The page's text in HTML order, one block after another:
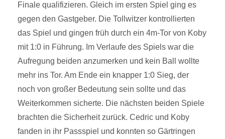
Finale qualifizieren. Gleich im ersten Spiel ging es
gegen den Gastgeber. Die Tollwitzer kontrollierten
das Spiel und gingen früh durch ein 4m-Tor von Koby
mit 1:0 in Führung. Im Verlaufe des Spiels war die
Aufregung beiden anzumerken und kein Ball wollte
mehr ins Tor. Am Ende ein knapper 1:0 Sieg, der
noch von großer Bedeutung sein sollte und das
Weiterkommen sicherte. Die nächsten beiden Spiele
brachten die Sicherheit zurück. Cedric und Koby
fanden in ihr Passspiel und konnten so Gärtringen